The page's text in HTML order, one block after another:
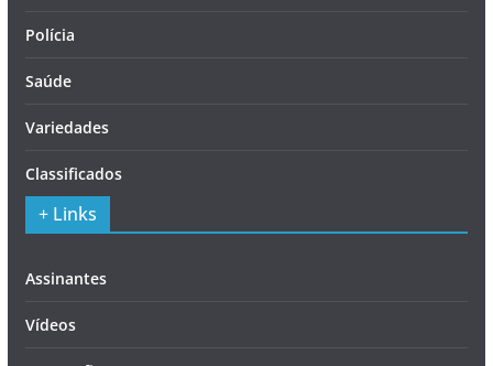
Polícia
Saúde
Variedades
Classificados
+ Links
Assinantes
Vídeos